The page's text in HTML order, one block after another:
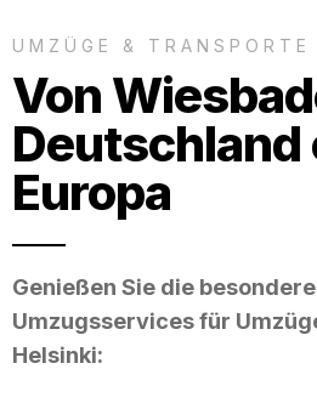
UMZÜGE & TRANSPORTE
Von
Deutschland
Europa
Genießen Sie die
Umzugsservices für
Helsinki: